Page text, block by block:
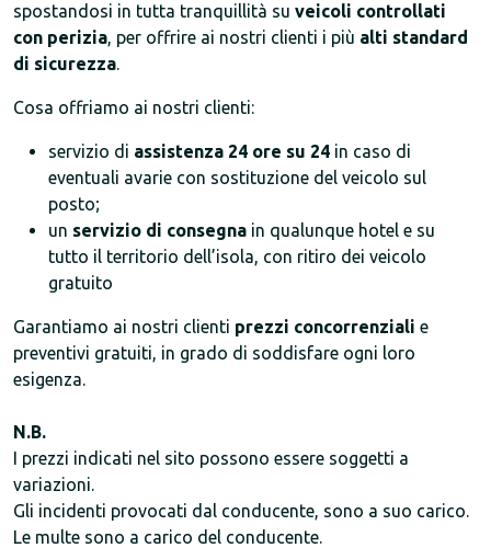
spostandosi in tutta tranquillità su veicoli controllati
con perizia, per offrire ai nostri clienti i più alti standard
di sicurezza.
Cosa offriamo ai nostri clienti:
servizio di assistenza 24 ore su 24 in caso di
eventuali avarie con sostituzione del veicolo sul
posto;
un servizio di consegna in qualunque hotel e su
tutto il territorio dell’isola, con ritiro dei veicolo
gratuito
Garantiamo ai nostri clienti prezzi concorrenziali e
preventivi gratuiti, in grado di soddisfare ogni loro
esigenza.
N.B.
I prezzi indicati nel sito possono essere soggetti a
variazioni.
Gli incidenti provocati dal conducente, sono a suo carico.
Le multe sono a carico del conducente.